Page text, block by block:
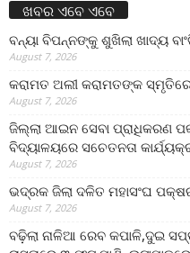
ଖବର ଏବେ ଏବେ
ବନ୍ୟା ବିପନ୍ନଙ୍କୁ ଶୁଖିଲା ଖାଦ୍ୟ
August 7, 2026
କରାମତ ଅଲୀ କରାମତଙ୍କ ସ୍ମୃତିରେ
August 7, 2026
ଜିଲ୍ଲା ଆଇନ ସେବା ପ୍ରାଧିକରଣ
ବିଦ୍ୟାଳୟରେ ସଚେତନତା
August 7, 2026
ଭଦ୍ରକ ଜିଲା ଦଳିତ ମହାସଂଘ
August 7, 2026
ବଢ଼ିଲା ନାଳିଆ ରେବ କପାଳି,ଦୁଇ